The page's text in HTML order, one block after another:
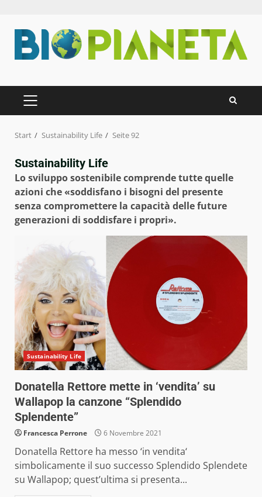
Inhalt
springen
PRIMÄRES
MENÜ
Start Sustainability Life Seite 92
Sustainability Life
Lo sviluppo sostenibile comprende tutte quelle
azioni che «soddisfano i bisogni del presente
senza compromettere la capacità delle future
generazioni di soddisfare i propri».
Sustainability Life
Donatella Rettore mette in ‘vendita’ su
Wallapop la canzone “Splendido
Splendente”
Francesca Perrone 6 Novembre 2021
Donatella Rettore ha messo ‘in vendita‘
simbolicamente il suo successo Splendido Splendete
su Wallapop; quest’ultima si presenta...